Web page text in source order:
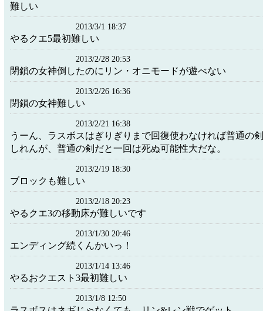
難しい
2013/3/1 18:37
やるクエ5最初難しい
2013/2/28 20:53
閉鎖の女神倒したのにリン・オニモードが遊べない
2013/2/26 16:36
閉鎖の女神難しい
2013/2/21 16:38
うーん、ラスボスはぎりぎりまで回復使わなければ普通の
しれんが、普通の剣だと一回は死ぬ可能性大だな。
2013/2/19 18:30
ブロックも難しい
2013/2/18 20:23
やるクエ3の移動床が難しいです
2013/1/30 20:46
エンディング続くんかいっ！
2013/1/14 13:46
やるおクエスト3最初難しい
2013/1/8 12:50